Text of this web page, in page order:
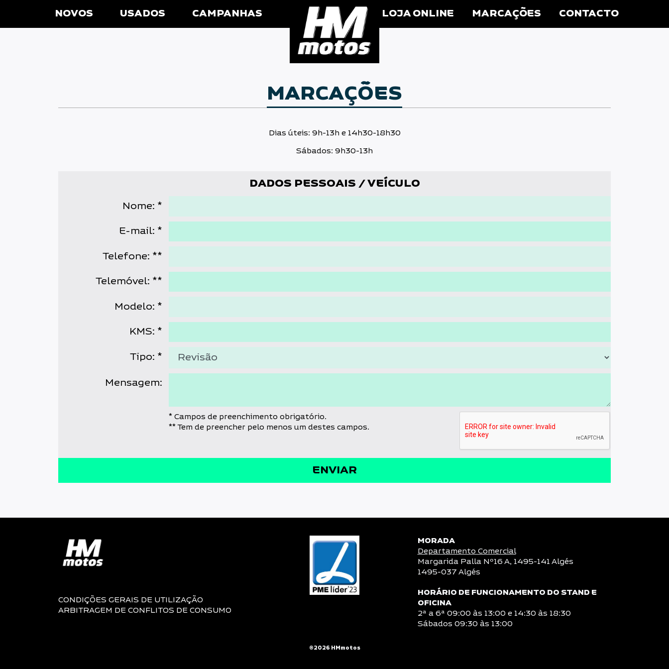
HMmotos
NOVOS USADOS CAMPANHAS LOJA ONLINE MARCAÇÕES CONTACTO
MARCAÇÕES
Dias úteis: 9h-13h e 14h30-18h30
Sábados: 9h30-13h
DADOS PESSOAIS / VEÍCULO
Nome: *
E-mail: *
Telefone: **
Telemóvel: **
Modelo: *
KMS: *
Tipo: *
Mensagem:
* Campos de preenchimento obrigatório.
** Tem de preencher pelo menos um destes campos.
CONDIÇÕES GERAIS DE UTILIZAÇÃO
ARBITRAGEM DE CONFLITOS DE CONSUMO
MORADA
Departamento Comercial
Margarida Palla Nº16 A, 1495-141 Algés
1495-037 Algés
HORÁRIO DE FUNCIONAMENTO DO STAND E
OFICINA
2ª a 6ª 09:00 às 13:00 e 14:30 às 18:30
Sábados 09:30 às 13:00
®2026 HMmotos